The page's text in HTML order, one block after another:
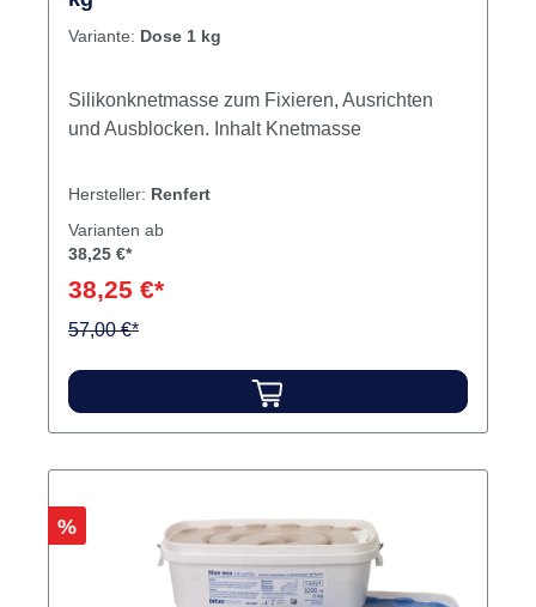
Variante: Dose 1 kg
Silikonknetmasse zum Fixieren, Ausrichten
und Ausblocken. Inhalt Knetmasse
Hersteller: Renfert
Varianten ab
38,25 €*
38,25 €*
57,00 €*
Rabatt
%